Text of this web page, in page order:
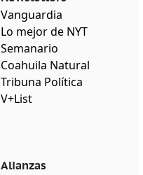
Vanguardia
Lo mejor de NYT
Semanario
Coahuila Natural
Tribuna Política
V+List
Alianzas